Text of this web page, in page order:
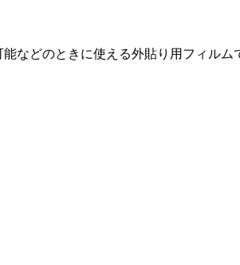
などのときに使える外貼り用フィルム